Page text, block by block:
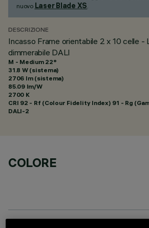
nuovo Laser Blade XS.
DESCRIZIONE
Incasso Frame orientabile 2 x 10 celle -
dimmerabile DALI
M - Medium 22°
31.8 W (sistema)
2706 lm (sistema)
85.09 lm/W
2700 K
CRI 92 - Rf (Colour Fidelity Index) 91 - Rg
DALI-2
COLORE